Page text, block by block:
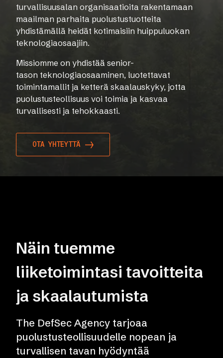
turvallisuusalan organisaatioita rakentamaan
maailman parhaita puolustustuotteita
yhdistämällä heidät kotimaisiin huippuluokan
teknologiaosaajiin.
Missiomme on yhdistää senior-
tason teknologiaosaaminen, luotettavat
toimintamallit ja ketterä skaalauskyky, jotta
puolustusteollisuus voi toimia ja kasvaa
turvallisesti ja tehokkaasti.
OTA YHTEYTTÄ
Näin tuemme
liiketoimintasi tavoitteita
ja skaalautumista
The DefSec Agency tarjoaa
puolustusteollisuudelle nopean ja
turvallisen tavan hyödyntää